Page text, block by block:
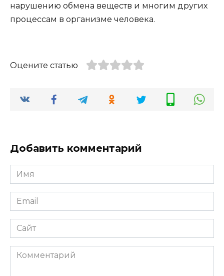
нарушению обмена веществ и многим других
процессам в организме человека.
Оцените статью
Добавить комментарий
Имя
*
Email
*
Сайт
Комментарий